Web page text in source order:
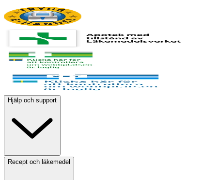
Hjälp och support
Recept och läkemedel